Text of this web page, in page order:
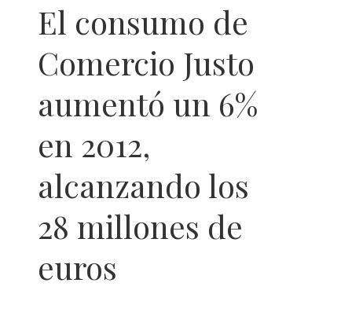
El consumo de
Comercio Justo
aumentó un 6%
en 2012,
alcanzando los
28 millones de
euros